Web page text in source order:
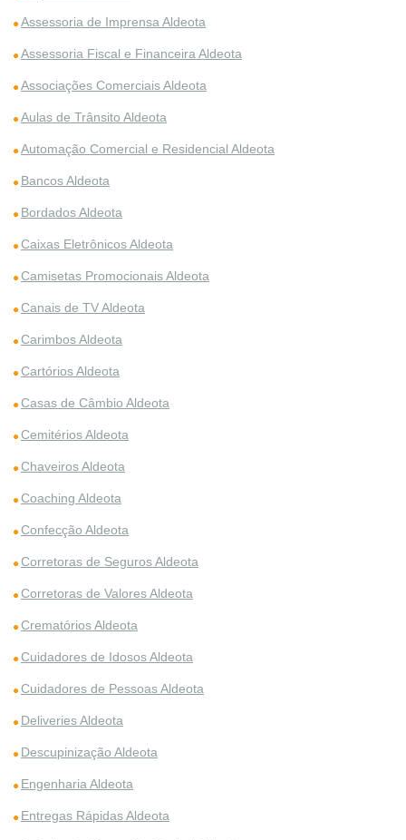
Assessoria de Imprensa Aldeota
Assessoria Fiscal e Financeira Aldeota
Associações Comerciais Aldeota
Aulas de Trânsito Aldeota
Automação Comercial e Residencial Aldeota
Bancos Aldeota
Bordados Aldeota
Caixas Eletrônicos Aldeota
Camisetas Promocionais Aldeota
Canais de TV Aldeota
Carimbos Aldeota
Cartórios Aldeota
Casas de Câmbio Aldeota
Cemitérios Aldeota
Chaveiros Aldeota
Coaching Aldeota
Confecção Aldeota
Corretoras de Seguros Aldeota
Corretoras de Valores Aldeota
Crematórios Aldeota
Cuidadores de Idosos Aldeota
Cuidadores de Pessoas Aldeota
Deliveries Aldeota
Descupinização Aldeota
Engenharia Aldeota
Entregas Rápidas Aldeota